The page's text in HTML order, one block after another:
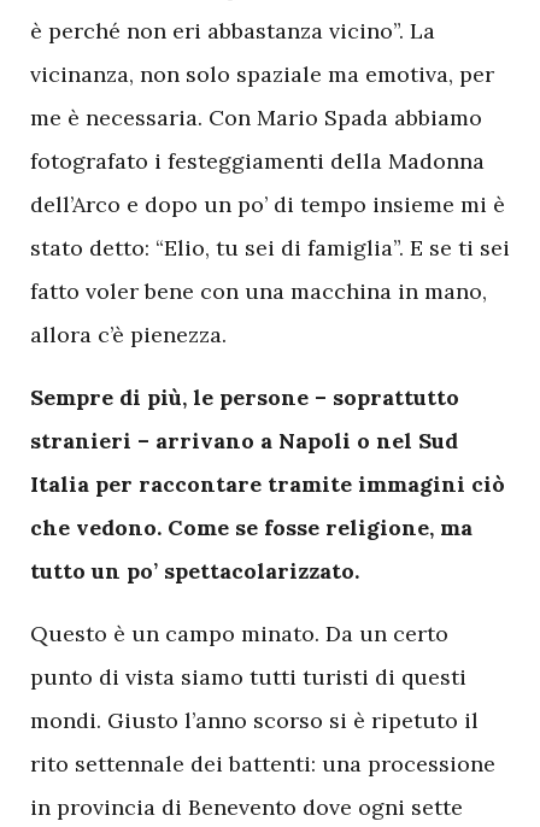
è perché non eri abbastanza vicino”. La
vicinanza, non solo spaziale ma emotiva, per
me è necessaria. Con Mario Spada abbiamo
fotografato i festeggiamenti della Madonna
dell’Arco e dopo un po’ di tempo insieme mi è
stato detto: “Elio, tu sei di famiglia”. E se ti sei
fatto voler bene con una macchina in mano,
allora c’è pienezza.
Sempre di più, le persone – soprattutto
stranieri – arrivano a Napoli o nel Sud
Italia per raccontare tramite immagini ciò
che vedono. Come se fosse religione, ma
tutto un po’ spettacolarizzato.
Questo è un campo minato. Da un certo
punto di vista siamo tutti turisti di questi
mondi. Giusto l’anno scorso si è ripetuto il
rito settennale dei battenti: una processione
in provincia di Benevento dove ogni sette